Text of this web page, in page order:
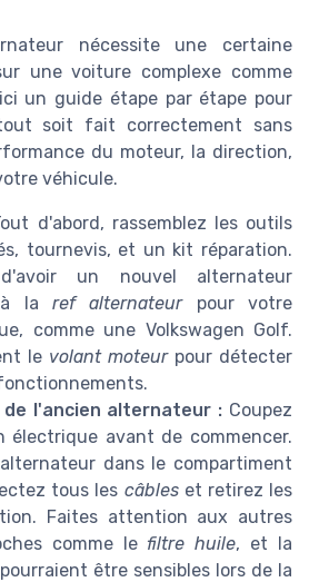
nécessite une certaine
une voiture complexe comme
un guide étape par étape pour
soit fait correctement sans
du moteur, la direction,
véhicule.
d'abord, rassemblez les outils
tournevis, et un kit réparation.
d'avoir un nouvel alternateur
à la ref alternateurpour votre
comme une Volkswagen Golf.
le volant moteurpour détecter
l'ancien alternateur : Coupez
électrique avant de commencer.
dans le compartiment
tous les câbleset retirez les
Faites attention aux autres
comme le filtre huile, et la
être sensibles lors de la